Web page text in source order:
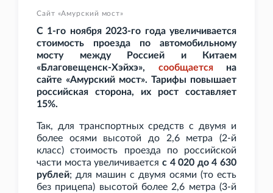
Сайт «Амурский мост»
С 1-го ноября 2023-го года увеличивается
стоимость проезда по автомобильному
мосту между Россией и Китаем
«Благовещенск-Хэйхэ», сообщаетсяна
сайте «Амурский мост». Тарифы повышает
российская сторона, их рост составляет
15%.
Так, для транспортных средств с двумя и
более осями высотой до 2,6
метра (2-й
класс) стоимость проезда по российской
части моста увеличивается с 4 020 до 4 630
рублей; для машин с двумя осями (то есть
без прицепа) высотой более 2,6 метра (3-й